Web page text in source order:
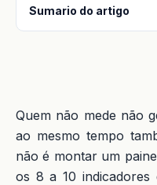
Sumario do artigo
Quem não mede não
ao mesmo tempo
não é montar um
os 8 a 10 indicadores